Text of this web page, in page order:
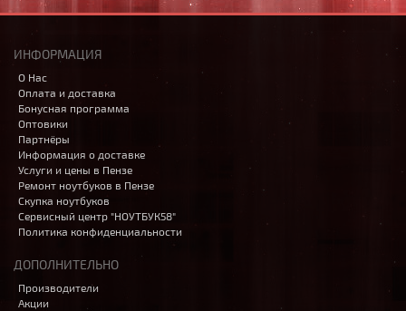
ИНФОРМАЦИЯ
О Нас
Оплата и доставка
Бонусная программа
Оптовики
Партнёры
Информация о доставке
Услуги и цены в Пензе
Ремонт ноутбуков в Пензе
Скупка ноутбуков
Сервисный центр "НОУТБУК58"
Политика конфиденциальности
ДОПОЛНИТЕЛЬНО
Производители
Акции